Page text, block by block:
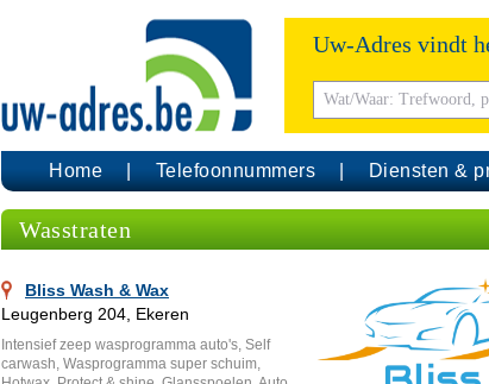
Uw-Adres vindt
Home Telefoonnummers Diensten &
Wasstraten
Bliss Wash & Wax
Leugenberg 204, Ekeren
Intensief zeep wasprogramma auto's, Self
carwash, Wasprogramma super schuim,